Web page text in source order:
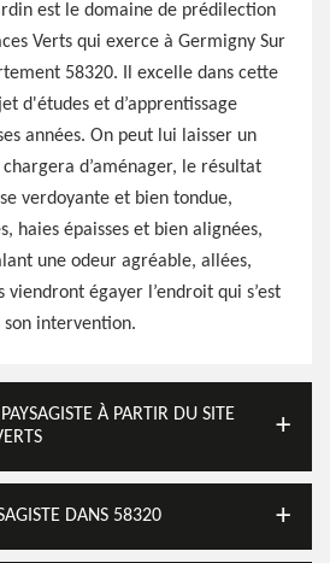
est le domaine de prédilection
Verts qui exerce à Germigny Sur
58320. Il excelle dans cette
d'études et d’apprentissage
années. On peut lui laisser un
d’aménager, le résultat
verdoyante et bien tondue,
haies épaisses et bien alignées,
une odeur agréable, allées,
égayer l’endroit qui s’est
intervention.
À PARTIR DU SITE
DANS 58320